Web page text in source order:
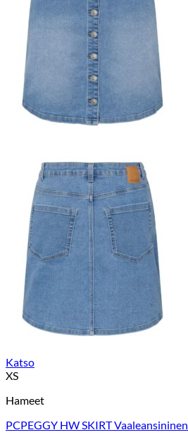
Katso
XS
Hameet
PCPEGGY HW SKIRT Vaaleansininen